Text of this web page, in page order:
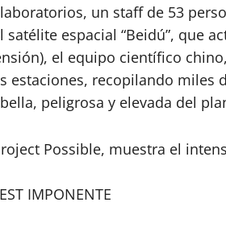
un staff de 53
espacial “Beidú”, que
el equipo científico
recopilando miles
peligrosa y elevada del
IMPONENTE